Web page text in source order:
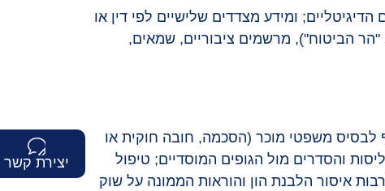
ומידע מצדדים שלישיים לפי דין או
"הר הביטוח"), מרשמים ציבוריים, שמאים,
הבאות, ובכפוף לבסיס משפטי מוכר (הסכמה, חובה חוקית או
והסדרים מול הגופים המוסדיים; טיפול
איסור הלבנת הון והוראות הממונה על שוק
יצירת קשר